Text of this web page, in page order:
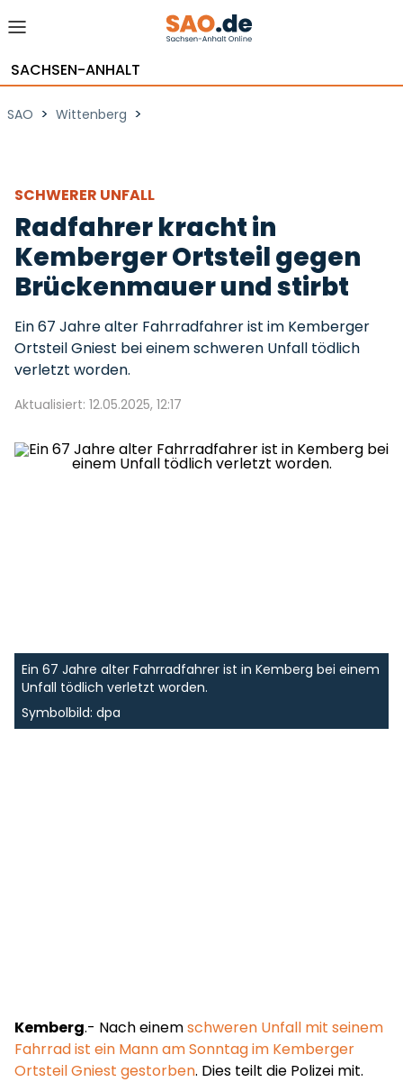
SACHSEN-ANHALT
SAO > Wittenberg >
SCHWERER UNFALL
Radfahrer kracht in
Kemberger Ortsteil gegen
Brückenmauer und stirbt
Ein 67 Jahre alter Fahrradfahrer ist im Kemberger
Ortsteil Gniest bei einem schweren Unfall tödlich
verletzt worden.
Aktualisiert: 12.05.2025, 12:17
Ein 67 Jahre alter Fahrradfahrer ist in Kemberg bei einem
Unfall tödlich verletzt worden.
Symbolbild: dpa
Kemberg.- Nach einemschweren Unfall mit seinem
Fahrrad ist ein Mann am Sonntag im Kemberger
Ortsteil Gniest gestorben. Dies teilt die Polizei mit.